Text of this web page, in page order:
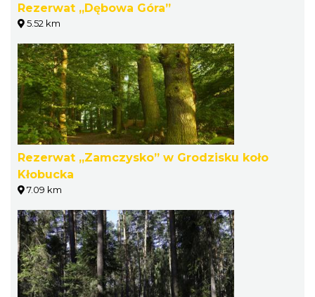
Rezerwat „Dębowa Góra”
5.52 km
Rezerwat „Zamczysko” w Grodzisku koło
Kłobucka
7.09 km